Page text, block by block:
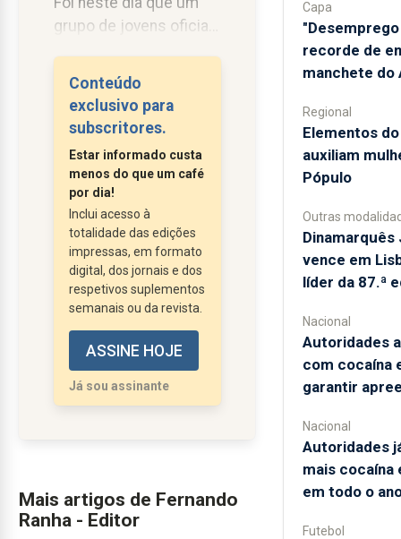
grupo de jovens oficiais
Armadas, arriscaram as
suas vidas e o seu
futuro e das suas
para derrubar o regime
e escreverem umas
das mais belas páginas
da nossa história.
Seremos eternamente
gratos a estes heróis.
Salgueiro Maia
consegue a rendição...
Conteúdo
exclusivo para
subscritores.
Estar informado custa
menos do que um café
por dia!
Inclui acesso à
totalidade das edições
impressas, em formato
digital, dos jornais e dos
respetivos suplementos
semanais ou da revista.
ASSINE HOJE
Já sou assinante
Mais artigos de Fernando
Ranha - Editor
Capa
recorde de
manchete do
Regional
​Elementos do
auxiliam
Pópulo
Outras
Dinamarquês
vence em
líder da 87.ª
Nacional
Autoridades
com cocaína
garantir
Nacional
Autoridades
mais cocaína
em todo o
Futebol